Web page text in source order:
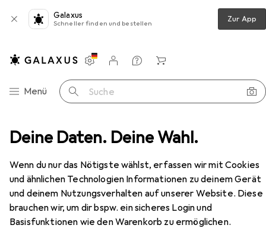
Deine Daten. Deine Wahl.
Wenn du nur das Nötigste wählst, erfassen wir mit Cookies
und ähnlichen Technologien Informationen zu deinem Gerät
und deinem Nutzungsverhalten auf unserer Website. Diese
brauchen wir, um dir bspw. ein sicheres Login und
Basisfunktionen wie den Warenkorb zu ermöglichen.
Galaxus
Schneller finden und bestellen Zur App
Navigation nach Kategorien
Menü Suche
Einstellungen
Kundenkonto
Vergleichslisten
Merklisten
Warenkorb
Plus FV6840E0 iron Steam iron 2800 W Purple, Silver
EUR
71,90
TefalUltragliss Anti-Calc Plus
FV6840E0 iron Steam iron 2800 W
Purple, Silver
2800 W, 260 g/min